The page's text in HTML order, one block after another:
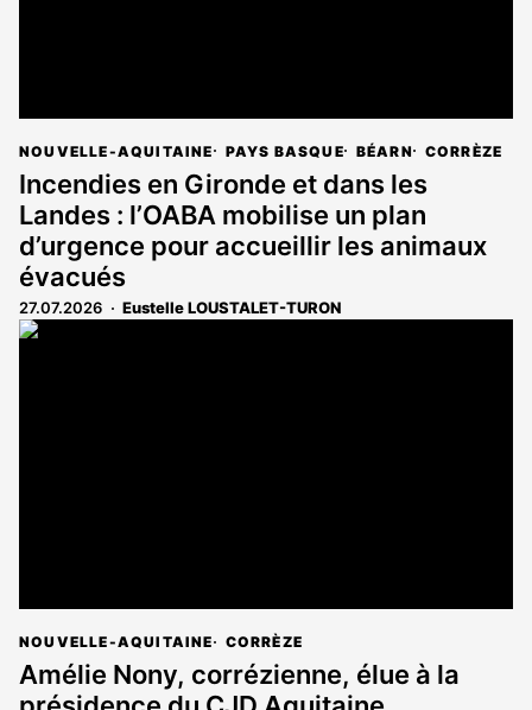
NOUVELLE-AQUITAINE PAYS BASQUE BÉARN CORRÈZE
Incendies en Gironde et dans les
Landes : l’OABA mobilise un plan
d’urgence pour accueillir les animaux
évacués
27.07.2026 Eustelle LOUSTALET-TURON
NOUVELLE-AQUITAINE CORRÈZE
Amélie Nony, corrézienne, élue à la